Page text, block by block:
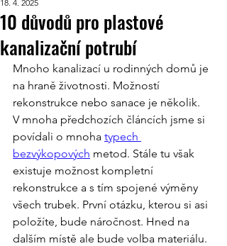
10 důvodů pro plastové
kanalizační potrubí
18. 4. 2025
Mnoho kanalizací u rodinných domů je
na hraně životnosti. Možností
rekonstrukce nebo sanace je několik.
V mnoha předchozích článcích jsme si
povídali o mnoha typech
bezvýkopových metod. Stále tu však
existuje možnost kompletní
rekonstrukce a s tím spojené výměny
všech trubek. První otázku, kterou si asi
položíte, bude náročnost. Hned na
dalším místě ale bude volba materiálu.